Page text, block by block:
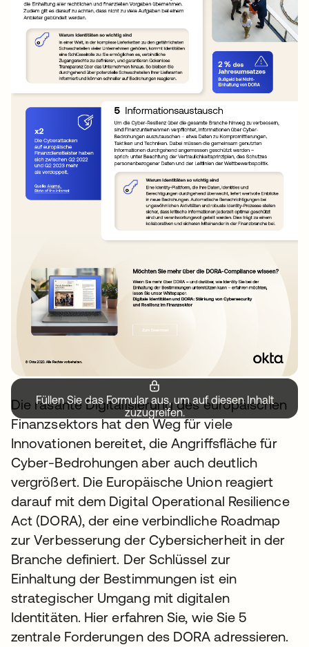
Füllen Sie das Formular aus, um auf diesen Inhalt
zuzugreifen.
Die rasante Digitalisierung des europäischen
Finanzsektors hat den Weg für viele
Innovationen bereitet, die Angriffsfläche für
Cyber-Bedrohungen aber auch deutlich
vergrößert. Die Europäische Union reagiert
darauf mit dem Digital Operational Resilience
Act (DORA), der eine verbindliche Roadmap
zur Verbesserung der Cybersicherheit in der
Branche definiert. Der Schlüssel zur
Einhaltung der Bestimmungen ist ein
strategischer Umgang mit digitalen
Identitäten. Hier erfahren Sie, wie Sie 5
zentrale Forderungen des DORA adressieren.